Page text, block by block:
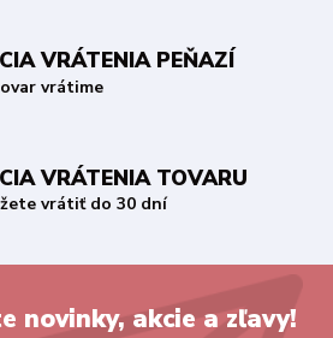
VRÁTENIA PEŇAZÍ
vrátime
VRÁTENIA TOVARU
vrátiť do 30 dní
novinky, akcie a zľavy!